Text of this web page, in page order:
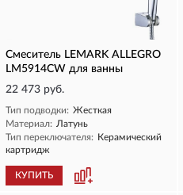
Смеситель LEMARK ALLEGRO
LM5914CW для ванны
22 473 руб.
Тип подводки: Жесткая
Материал: Латунь
Тип переключателя: Керамический
картридж
КУПИТЬ